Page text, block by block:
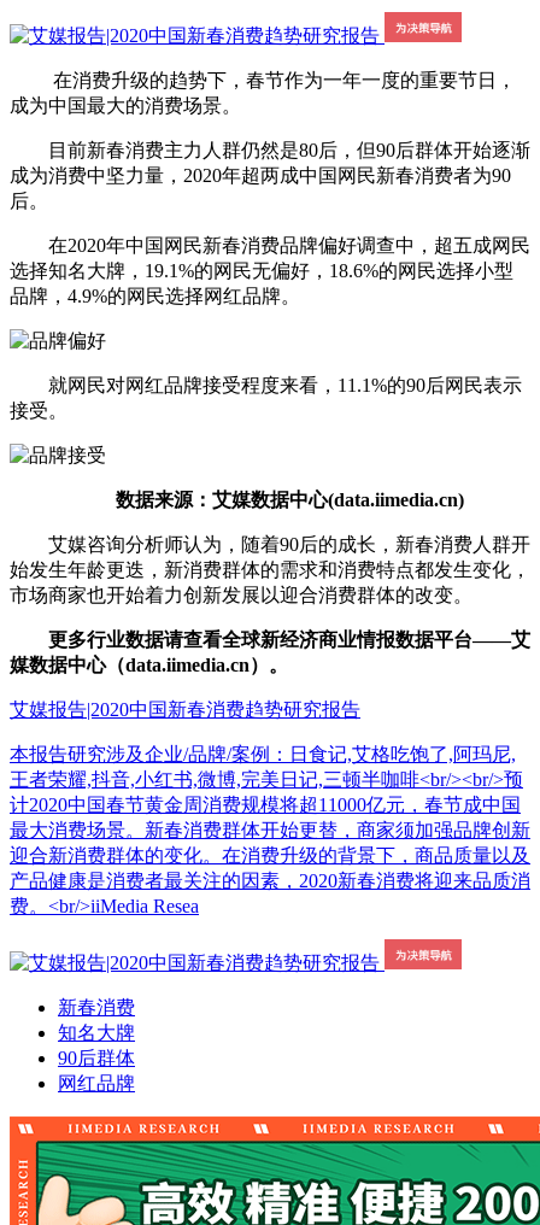
在消费升级的趋势下，春节作为一年一度的重要节日，
成为中国最大的消费场景。
目前新春消费主力人群仍然是80后，但90后群体开始逐渐
成为消费中坚力量，2020年超两成中国网民新春消费者为90
后。
在2020年中国网民新春消费品牌偏好调查中，超五成网民
选择知名大牌，19.1%的网民无偏好，18.6%的网民选择小型
品牌，4.9%的网民选择网红品牌。
就网民对网红品牌接受程度来看，11.1%的90后网民表示
接受。
数据来源：艾媒数据中心(data.iimedia.cn)
艾媒咨询分析师认为，随着90后的成长，新春消费人群开
始发生年龄更迭，新消费群体的需求和消费特点都发生变化，
市场商家也开始着力创新发展以迎合消费群体的改变。
更多行业数据请查看全球新经济商业情报数据平台——艾
媒数据中心（data.iimedia.cn）。
艾媒报告|2020中国新春消费趋势研究报告
本报告研究涉及企业/品牌/案例：日食记,艾格吃饱了,阿玛尼,
王者荣耀,抖音,小红书,微博,完美日记,三顿半咖啡<br/><br/>预
计2020中国春节黄金周消费规模将超11000亿元，春节成中国
最大消费场景。新春消费群体开始更替，商家须加强品牌创新
迎合新消费群体的变化。在消费升级的背景下，商品质量以及
产品健康是消费者最关注的因素，2020新春消费将迎来品质消
费。<br/>iiMedia Resea
新春消费
知名大牌
90后群体
网红品牌